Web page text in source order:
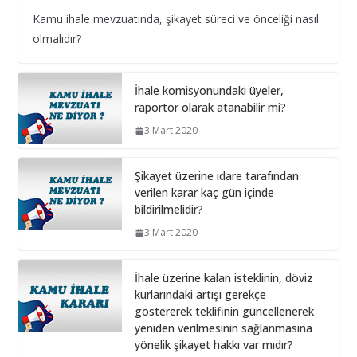
28 Şubat 2025
ortak girişim olması durumunda kim sunmalı ?
10 Aralık 2024
Bilişim hizmet alımı ihalelerinde istenecek belgeler
İhale Dosyasında çalışacak
personelin çalışma saatlerinin
Kamu ihale mevzuatında, şikayet süreci ve önceliği nasıl
olmalıdır?
İhale komisyonundaki üyeler,
raportör olarak atanabilir mi?
3 Mart 2020
Şikayet üzerine idare tarafından
verilen karar kaç gün içinde
bildirilmelidir?
3 Mart 2020
İhale üzerine kalan isteklinin, döviz
kurlarındaki artışı gerekçe
göstererek teklifinin güncellenerek
yeniden verilmesinin sağlanmasına
yönelik şikayet hakkı var mıdır?